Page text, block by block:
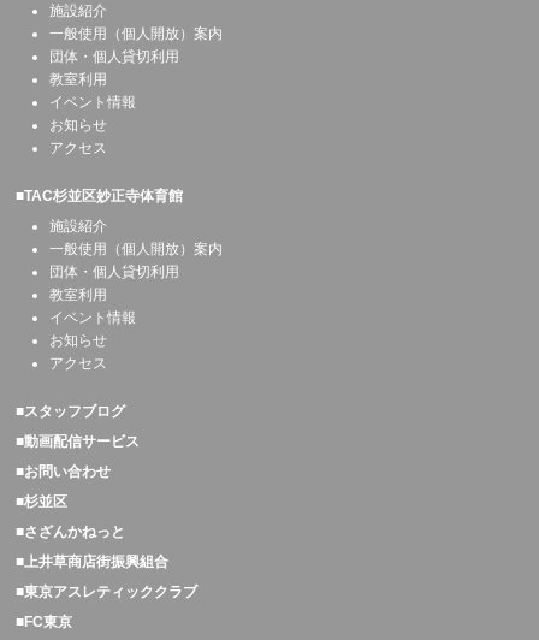
施設紹介
一般使用（個人開放）案内
団体・個人貸切利用
教室利用
イベント情報
お知らせ
アクセス
■TAC杉並区妙正寺体育館
施設紹介
一般使用（個人開放）案内
団体・個人貸切利用
教室利用
イベント情報
お知らせ
アクセス
■スタッフブログ
■動画配信サービス
■お問い合わせ
■杉並区
■さざんかねっと
■上井草商店街振興組合
■東京アスレティッククラブ
■FC東京